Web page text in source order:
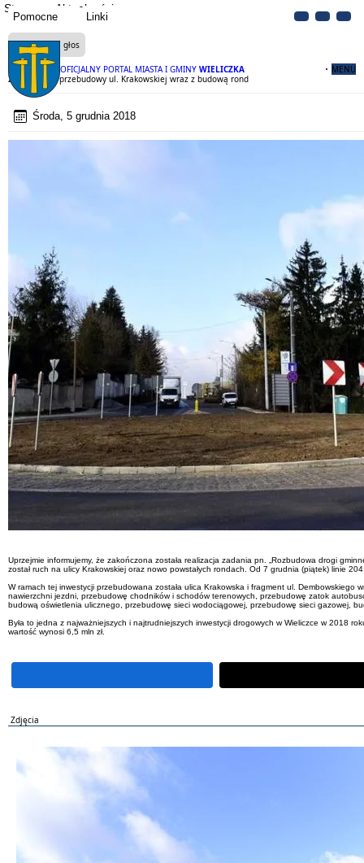
Pomocne Linki
OFICJALNY PORTAL MIASTA I GMINY WIELICZKA MENU
Strona Aktualności
Czytaj na głos
Zakończenie przebudowy ul. Krakowskiej wraz z budową rond
Środa, 5 grudnia 2018
Uprzejmie informujemy, że zakończona została realizacja zadania pn. „Rozbudowa drogi
został ruch na ulicy Krakowskiej oraz nowo powstałych rondach. Od 7 grudnia (piątek) linie
W ramach tej inwestycji przebudowana została ulica Krakowska i fragment ul.
nawierzchni jezdni, przebudowę chodników i schodów terenowych, przebudowę zatok
budową oświetlenia ulicznego, przebudowę sieci wodociągowej, przebudowę sieci gazowej,
Była to jedna z najważniejszych i najtrudniejszych inwestycji drogowych w Wieliczce w 2018
wartość wynosi 6,5 mln zł.
Zdjęcia